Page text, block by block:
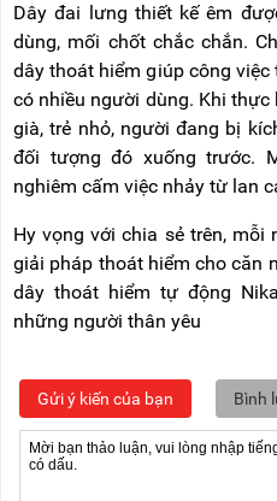
Dây đai lưng thiết kế êm
dùng, mối chốt chắc chắn.
dây thoát hiểm giúp công
có nhiều người dùng. Khi
già, trẻ nhỏ, người đang bị
đối tượng đó xuống trước.
nghiêm cấm việc nhảy từ lan
Hy vọng với chia sẻ trên,
giải pháp thoát hiểm cho căn
dây thoát hiểm tự động
những người thân yêu
Gửi ý kiến của bạn Bình